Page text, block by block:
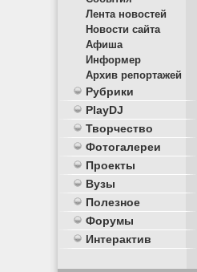
Лента новостей
Новости сайта
Афиша
Информер
Архив репортажей
Рубрики
PlayDJ
Творчество
Фотогалереи
Проекты
Вузы
Полезное
Форумы
Интерактив